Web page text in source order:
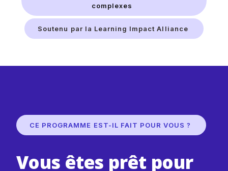
complexes
Soutenu par la Learning Impact Alliance
CE PROGRAMME EST-IL FAIT POUR VOUS ?
Vous êtes prêt pour